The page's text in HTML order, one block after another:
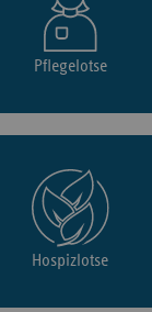
Pflegelotse
Hospizlotse